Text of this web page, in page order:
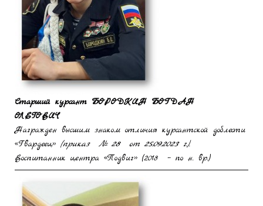
Старший курсант БОРОДКИН БОГДАН
ОЛЕГОВИЧ
Награжден высшим знаком отличия курсантской доблести
«Гвардеец» (приказ № 28 от 25.09.2023 г.).
Воспитанник центра «Подвиг» (2018 – по н. вр.)